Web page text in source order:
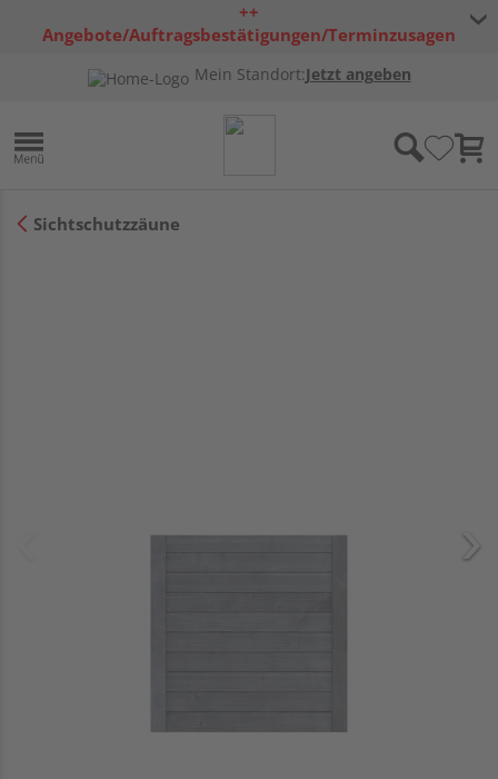
++
Angebote/Auftragsbestätigungen/Terminzusagen
Mein Standort:Jetzt angeben
Sichtschutzzäune